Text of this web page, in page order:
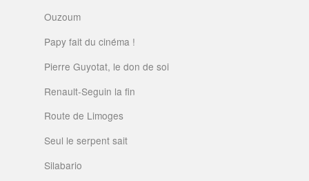
Ouzoum
Papy fait du cinéma !
Pierre Guyotat, le don de soi
Renault-Seguin la fin
Route de Limoges
Seul le serpent sait
Silabario